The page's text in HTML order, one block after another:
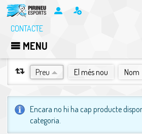
CONTACTE
MENU
ORDENA PER
Preu El més nou Nom
Encara no hi ha cap producte
categoria.